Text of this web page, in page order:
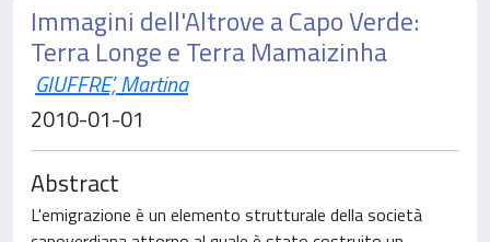
Immagini dell'Altrove a Capo Verde:
Terra Longe e Terra Mamaizinha
GIUFFRE', Martina
2010-01-01
Abstract
L'emigrazione è un elemento strutturale della società